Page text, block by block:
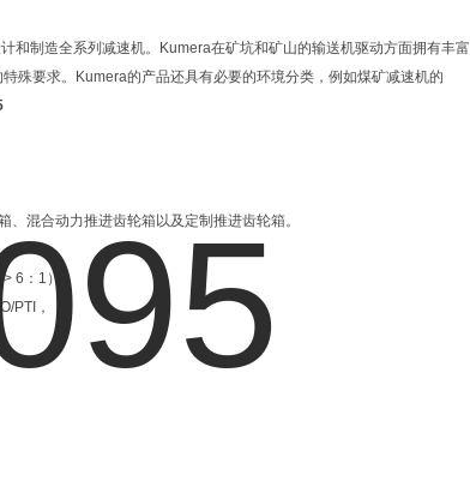
和制造全系列减速机。Kumera在矿坑和矿山的输送机驱动方面拥有丰富
殊要求。Kumera的产品还具有必要的环境分类，例如煤矿减速机的
混合动力推进齿轮箱以及定制推进齿轮箱。
6：1），
PTI，